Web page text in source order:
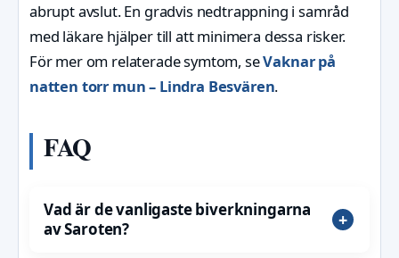
abrupt avslut. En gradvis nedtrappning i samråd
med läkare hjälper till att minimera dessa risker.
För mer om relaterade symtom, seVaknar på
natten torr mun – Lindra Besvären.
FAQ
Vad är de vanligaste biverkningarna
av Saroten?